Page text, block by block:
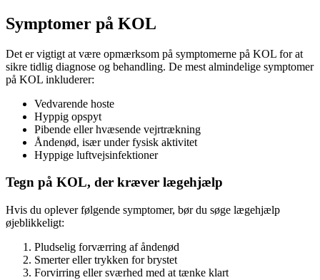
Symptomer på KOL
Det er vigtigt at være opmærksom på symptomerne på KOL for at
sikre tidlig diagnose og behandling. De mest almindelige symptomer
på KOL inkluderer:
Vedvarende hoste
Hyppig opspyt
Pibende eller hvæsende vejrtrækning
Åndenød, især under fysisk aktivitet
Hyppige luftvejsinfektioner
Tegn på KOL, der kræver lægehjælp
Hvis du oplever følgende symptomer, bør du søge lægehjælp
øjeblikkeligt:
Pludselig forværring af åndenød
Smerter eller trykken for brystet
Forvirring eller sværhed med at tænke klart